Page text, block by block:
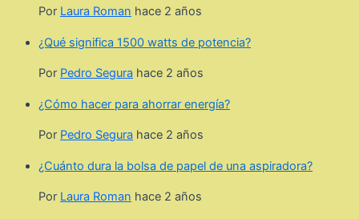
Por Laura Roman hace 2 años
¿Qué significa 1500 watts de potencia?
Por Pedro Segura hace 2 años
¿Cómo hacer para ahorrar energía?
Por Pedro Segura hace 2 años
¿Cuánto dura la bolsa de papel de una aspiradora?
Por Laura Roman hace 2 años